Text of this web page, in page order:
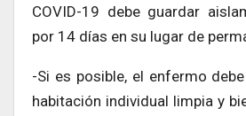
COVID-19 debe guardar
por 14 días en su lugar de
-Si es posible, el enfermo
habitación individual limpia y